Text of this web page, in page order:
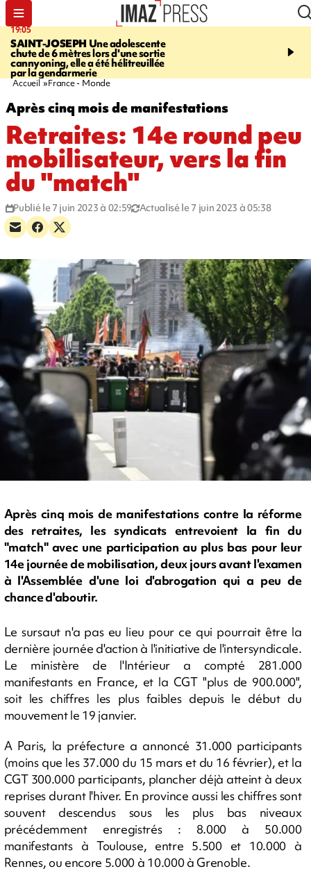
19:05
SAINT-JOSEPH Une adolescente
chute de 6 mètres lors d'une sortie
cannyoning, elle a été hélitreuillée
par la gendarmerie
20:44
rouée de coups,
Accueil France - Monde
Après cinq mois de manifestations
Retraites: 14e round peu
mobilisateur, vers la fin
du "match"
Publié le 7 juin 2023 à 02:59 Actualisé le 7 juin 2023 à 05:38
Après cinq mois de manifestations contre la réforme
des retraites, les syndicats entrevoient la fin du
"match" avec une participation au plus bas pour leur
14e journée de mobilisation, deux jours avant l'examen
à l'Assemblée d'une loi d'abrogation qui a peu de
chance d'aboutir.
Le sursaut n'a pas eu lieu pour ce qui pourrait être la
dernière journée d'action à l'initiative de l'intersyndicale.
Le ministère de l'Intérieur a compté 281.000
manifestants en France, et la CGT "plus de 900.000",
soit les chiffres les plus faibles depuis le début du
mouvement le 19 janvier.
A Paris, la préfecture a annoncé 31.000 participants
(moins que les 37.000 du 15 mars et du 16 février), et la
CGT 300.000 participants, plancher déjà atteint à deux
reprises durant l'hiver. En province aussi les chiffres sont
souvent descendus sous les plus bas niveaux
précédemment enregistrés : 8.000 à 50.000
manifestants à Toulouse, entre 5.500 et 10.000 à
Rennes, ou encore 5.000 à 10.000 à Grenoble.